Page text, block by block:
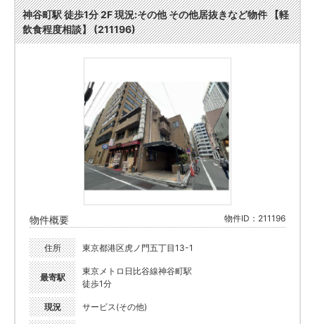
神谷町駅 徒歩1分 2F 現況:その他 その他居抜きなど物件 【軽
飲食程度相談】 (211196)
物件概要 物件ID：211196
住所 東京都港区虎ノ門五丁目13-1
最寄駅
東京メトロ日比谷線神谷町駅
徒歩1分
現況 サービス(その他)